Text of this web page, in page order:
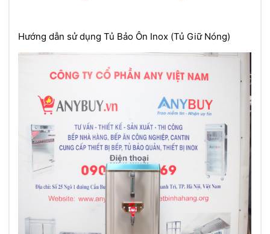
Hướng dẫn sử dụng Tủ Bảo Ôn Inox (Tủ Giữ Nóng)